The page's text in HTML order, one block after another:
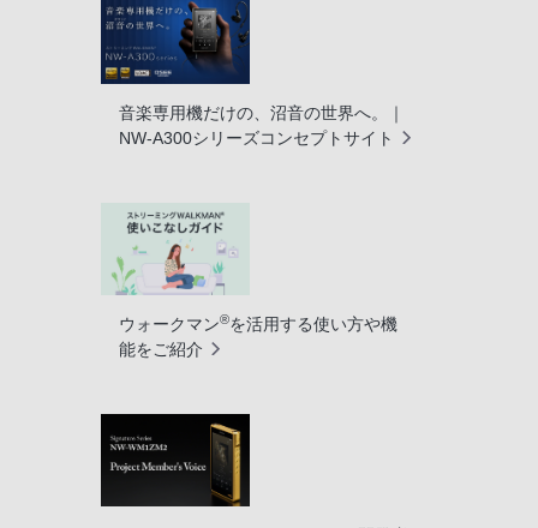
音楽専用機だけの、沼音の世界へ。｜
NW-A300シリーズコンセプトサイト
ウォークマン®を活用する使い方や機
能をご紹介